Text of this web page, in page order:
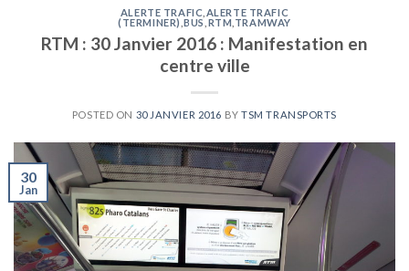
ALERTE TRAFIC ALERTE TRAFIC
(TERMINER) ,BUS RTM TRAMWAY
RTM : 30 Janvier 2016 : Manifestation en
centre ville
POSTED ON 30 JANVIER 2016 BYTSM TRANSPORTS
30
Jan